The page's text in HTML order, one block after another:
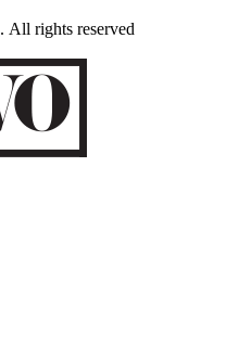
. All rights reserved